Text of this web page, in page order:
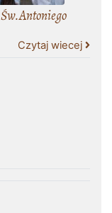
Czytaj wiecej